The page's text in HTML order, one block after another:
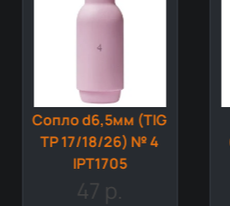
Сопло d12,5мм
(TIG TP 17/18/26)
№8 IPT1701
47 р.